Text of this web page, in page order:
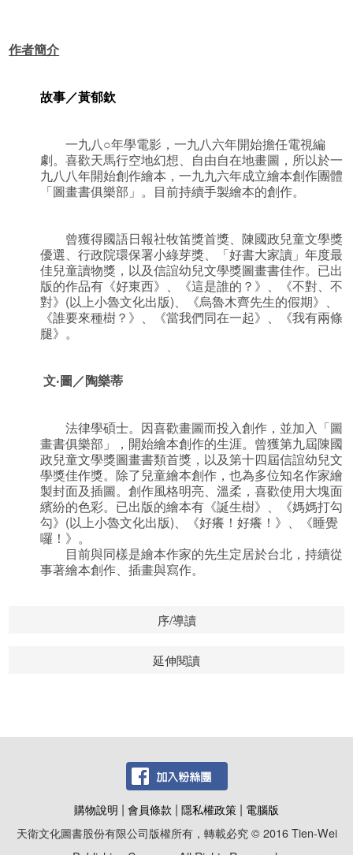
作者簡介
故事／黃郁欽
一九八○年學電影，一九八六年開始擔任電視編
劇。喜歡天馬行空地幻想、自由自在地畫圖，所以於一
九八八年開始創作繪本，一九九六年成立繪本創作團體
「圖畫書俱樂部」。目前持續手製繪本的創作。
曾獲得國語日報社牧笛獎首獎、陳國政兒童文學獎
優選、行政院環保署小綠芽獎、「好書大家讀」年度最
佳兒童讀物獎，以及信誼幼兒文學獎圖畫書佳作。已出
版的作品有《好東西》、《這是誰的？》、《不對、不
對》(以上小魯文化出版)、《烏魯木齊先生的假期》、
《誰要來種樹？》、《當我們同在一起》、《我有兩條
腿》。
文‧圖／陶樂蒂
法律學碩士。因喜歡畫圖而投入創作，並加入「圖
畫書俱樂部」，開始繪本創作的生涯。曾獲第九屆陳國
政兒童文學獎圖畫書類首獎，以及第十四屆信誼幼兒文
學獎佳作獎。除了兒童繪本創作，也為多位知名作家繪
製封面及插圖。創作風格明亮、溫柔，喜歡使用大塊面
繽紛的色彩。已出版的繪本有《誕生樹》、《媽媽打勾
勾》(以上小魯文化出版)、《好癢！好癢！》、《睡覺
囉！》。
目前與同樣是繪本作家的先生定居於台北，持續從
事著繪本創作、插畫與寫作。
序/導讀
延伸閱讀
購物說明 | 會員條款 | 隱私權政策 | 電腦版
天衛文化圖書股份有限公司版權所有，轉載必究 © 2016 Tien-Wei